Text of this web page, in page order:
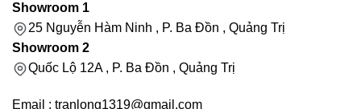
Showroom 1
25 Nguyễn Hàm Ninh , P. Ba Đồn , Quảng Trị
Showroom 2
Quốc Lộ 12A , P. Ba Đồn , Quảng Trị
Email : tranlong1319@gmail.com